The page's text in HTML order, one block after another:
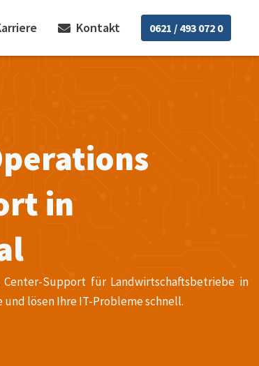
Kontakt 0621 / 493 072 0
in
Support für Landwirtschaftsbetriebe in
lösen Ihre IT-Probleme schnell.